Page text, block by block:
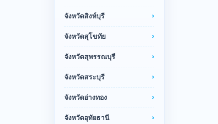
จังหวัดสิงห์บุรี
จังหวัดสุโขทัย
จังหวัดสุพรรณบุรี
จังหวัดสระบุรี
จังหวัดอ่างทอง
จังหวัดอุทัยธานี